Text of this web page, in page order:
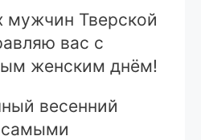
мужчин Тверской
вас с
женским днём!
весенний
самыми